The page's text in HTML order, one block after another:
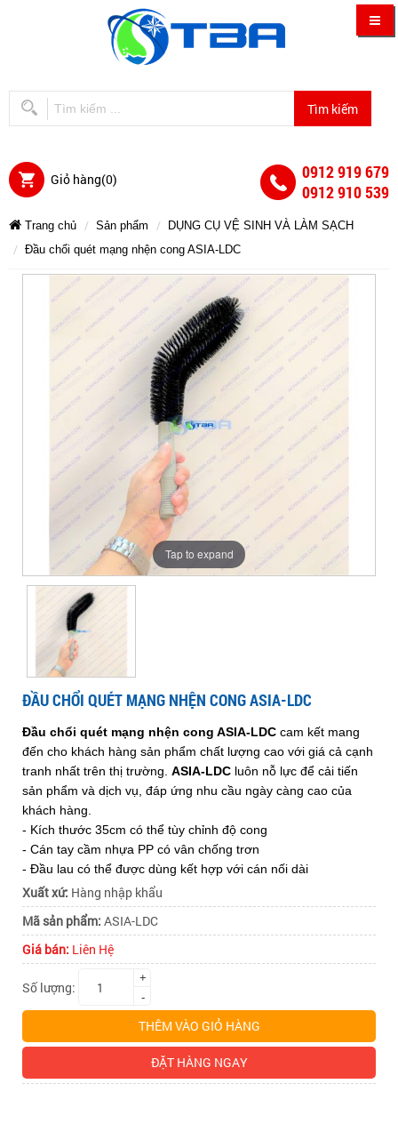
Giỏ hàng(0)
0912 919 679
0912 910 539
Trang chủ Sản phẩm
DỤNG CỤ VỆ SINH VÀ LÀM SẠCH
Đầu chổi quét mạng nhện cong ASIA-LDC
Đầu
chổi
quét
mạng
nhện
cong
ASIA-
LDC
Đầu
chổi
quét
mạng
nhện
cong
ASIA-
LDC
ASIA-
Đầu
chổi
quét
mạng
nhện
cong
ASIA-
LDC
mạng
nhện
cong
Tap to expand
ĐẦU CHỔI QUÉT MẠNG NHỆN CONG ASIA-LDC
Đầu chổi quét mạng nhện cong ASIA-LDC cam kết mang
đến cho khách hàng sản phẩm chất lượng cao với giá cả cạnh
tranh nhất trên thị trường. ASIA-LDC luôn nỗ lực để cải tiến
sản phẩm và dịch vụ, đáp ứng nhu cầu ngày càng cao của
khách hàng.
- Kích thước 35cm có thể tùy chỉnh độ cong
- Cán tay cầm nhựa PP có vân chống trơn
- Đầu lau có thể được dùng kết hợp với cán nối dài
Xuất xứ: Hàng nhập khẩu
Mã sản phẩm: ASIA-LDC
Giá bán: Liên Hệ
Số lượng:
+
-
THÊM VÀO GIỎ HÀNG
ĐẶT HÀNG NGAY